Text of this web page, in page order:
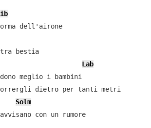
dell'airone
bestia
Lab
meglio i bambini
corrergli dietro per tanti metri
Solm
con un rumore